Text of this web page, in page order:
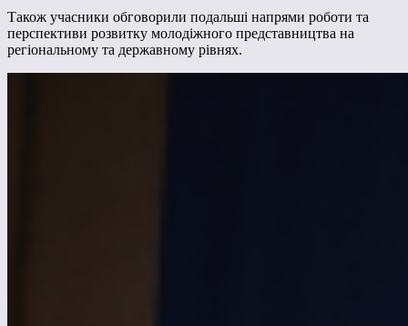
Також учасники обговорили подальші напрями роботи та
перспективи розвитку молодіжного представництва на
регіональному та державному рівнях.